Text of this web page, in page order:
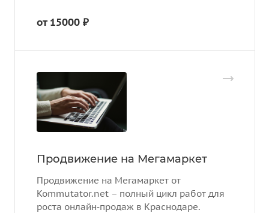
от 15000 ₽
Продвижение на Мегамаркет
Продвижение на Мегамаркет от
Kommutator.net – полный цикл работ для
роста онлайн‑продаж в Краснодаре.